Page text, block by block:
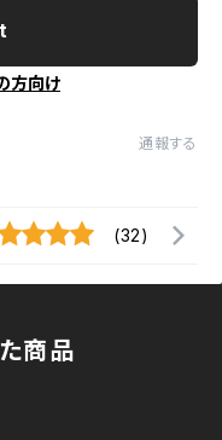
方向け
通報する
(32)
商品